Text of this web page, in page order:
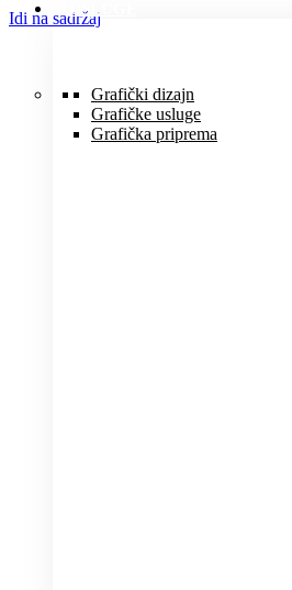
Idi na sadržajUSLUGE
Grafički dizajn
Grafičke usluge
Grafička priprema